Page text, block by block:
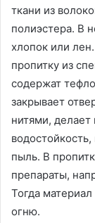
ткани из
полиэстера. В
хлопок или
пропитку из
содержат
закрывает
нитями,
пыль. В
препараты,
Тогда
огню.